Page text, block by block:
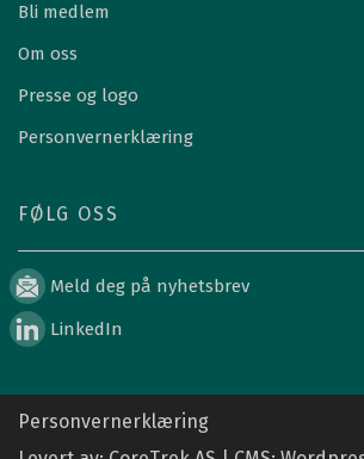
Bli medlem
Om oss
Presse og logo
Personvernerklæring
FØLG OSS
Meld deg på nyhetsbrev
LinkedIn
Personvernerklæring